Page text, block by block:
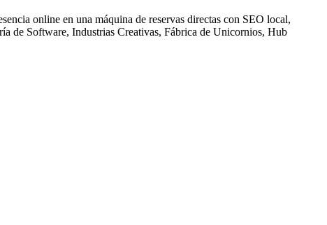
online en una máquina de reservas directas con SEO local,
de Software, Industrias Creativas, Fábrica de Unicornios, Hub